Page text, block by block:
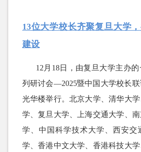
13位大学校长齐聚复旦大学
建设
12月18日，由复旦大学主办
列研讨会—2025暨中国大学校长
光华楼举行。北京大学、清华大
学、复旦大学、上海交通大学、
学、中国科学技术大学、西安交
学、香港中文大学、香港科技大